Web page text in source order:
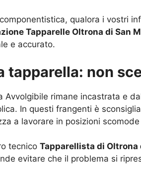
qualora i vostri
Tapparelle Oltrona di San
e accurato.
tapparella: non
Avvolgibile rimane incastrata e
In questi frangenti è
a lavorare in posizioni
tecnico Tapparellista di Oltrona
evitare che il problema si